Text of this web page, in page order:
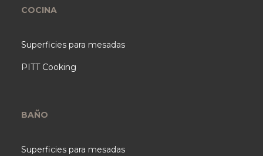
COCINA
Superficies para mesadas
PITT Cooking
BAÑO
Superficies para mesadas